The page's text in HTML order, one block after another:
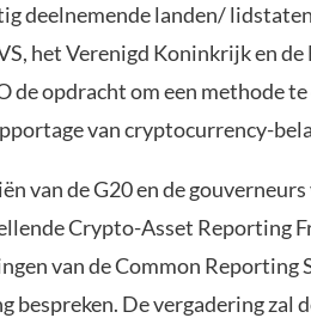
deelnemende landen/
het Verenigd Koninkrijk en de
de opdracht om een methode
van cryptocurrency-
van de G20 en de
Crypto-Asset Reporting
van de Common Reporting
bespreken. De vergadering zal